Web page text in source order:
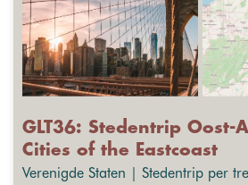
GLT36: Stedentrip Oost-
Cities of the Eastcoast
Verenigde Staten | Stedentrip per